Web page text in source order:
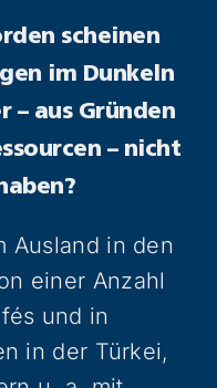
scheinen
im Dunkeln
– aus Gründen
– nicht
Ausland in den
einer Anzahl
und in
in der Türkei,